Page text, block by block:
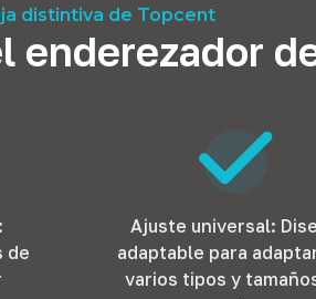
distintiva de Topcent
de
Ajuste universal:
adaptable para
varios tipos y